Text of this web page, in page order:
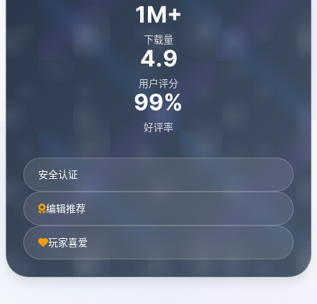
1M+
下载量
4.9
用户评分
99%
好评率
安全认证
编辑推荐
玩家喜爱